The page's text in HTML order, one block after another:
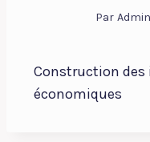
Par
Construction
économiques